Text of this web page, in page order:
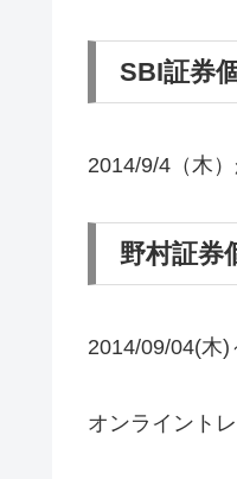
SBI証券
2014/9/4（木
野村証券
2014/09/04(木
オンライント